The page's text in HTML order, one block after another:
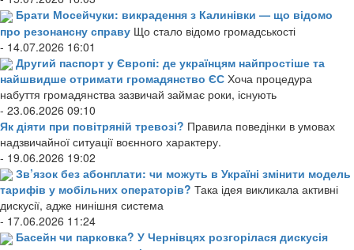
Брати Мосейчуки: викрадення з Калинівки — що відомо
про резонансну справу Що стало відомо громадськості
- 14.07.2026 16:01
Другий паспорт у Європі: де українцям найпростіше та
найшвидше отримати громадянство ЄС Хоча процедура
набуття громадянства зазвичай займає роки, існують
- 23.06.2026 09:10
Як діяти при повітряній тревозі? Правила поведінки в умовах
надзвичайної ситуації воєнного характеру.
- 19.06.2026 19:02
Зв’язок без абонплати: чи можуть в Україні змінити модель
тарифів у мобільних операторів? Така ідея викликала активні
дискусії, адже нинішня система
- 17.06.2026 11:24
Басейн чи парковка? У Чернівцях розгорілася дискусія